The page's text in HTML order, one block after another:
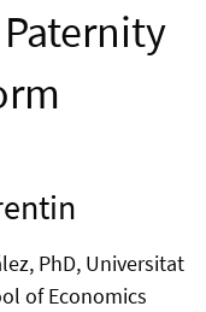
PhD, Universitat
of Economics